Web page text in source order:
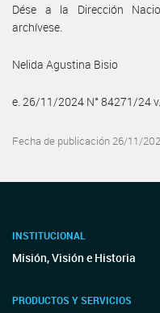
Dése a la Dirección
archívese.
Nelida Agustina Bisio
e. 26/11/2024 N° 84271/24
Fecha de publicación 26/11/
INSTITUCIONAL
Misión, Visión e Historia
PRODUCTOS Y SERVICIOS